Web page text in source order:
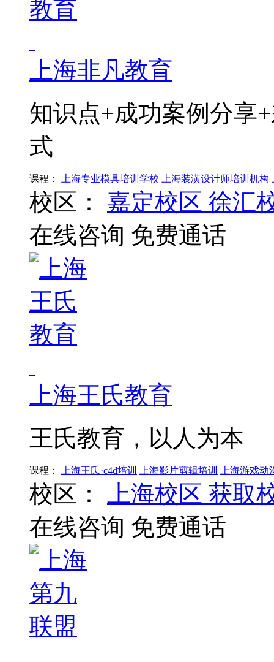
上海非凡教育
知识点+成功案例分享
式
课程： 上海专业模具培训学校 上海装潢设计师培训机构
校区： 嘉定校区 徐汇
在线咨询 免费通话
上海王氏教育
王氏教育，以人为本
课程： 上海王氏·c4d培训 上海影片剪辑培训 上海游戏
校区： 上海校区 获取
在线咨询 免费通话